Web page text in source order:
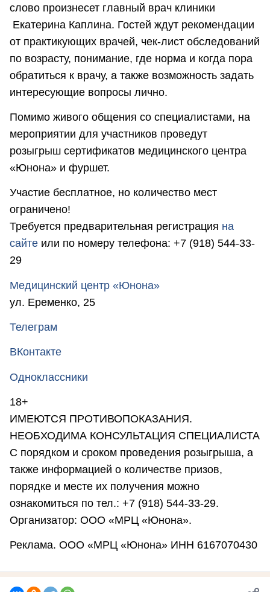
слово произнесет главный врач клиники
Екатерина Каплина. Гостей ждут рекомендации
от практикующих врачей, чек-лист обследований
по возрасту, понимание, где норма и когда пора
обратиться к врачу, а также возможность задать
интересующие вопросы лично.
Помимо живого общения со специалистами, на
мероприятии для участников проведут
розыгрыш сертификатов медицинского центра
«Юнона» и фуршет.
Участие бесплатное, но количество мест
ограничено!
Требуется предварительная регистрация на
сайте или по номеру телефона: +7 (918) 544-33-
29
Медицинский центр «Юнона»
ул. Еременко, 25
Телеграм
ВКонтакте
Одноклассники
18+
ИМЕЮТСЯ ПРОТИВОПОКАЗАНИЯ.
НЕОБХОДИМА КОНСУЛЬТАЦИЯ СПЕЦИАЛИСТА
С порядком и сроком проведения розыгрыша, а
также информацией о количестве призов,
порядке и месте их получения можно
ознакомиться по тел.: +7 (918) 544-33-29.
Организатор: ООО «МРЦ «Юнона».
Реклама. ООО «МРЦ «Юнона» ИНН 6167070430